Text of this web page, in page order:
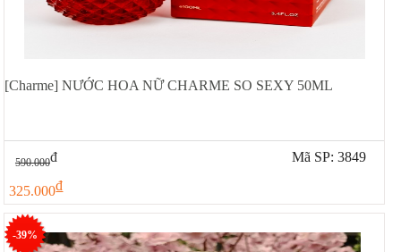
[Charme] NƯỚC HOA NỮ CHARME SO SEXY 50ML
590.000đ
325.000đ
Mã SP: 3849
-39%